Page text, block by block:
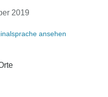
2019
ansehen